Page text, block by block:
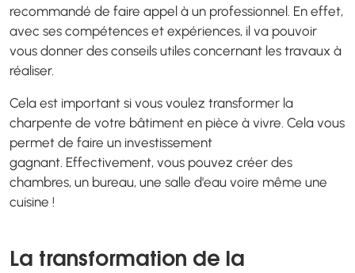
recommandé de faire appel à un professionnel. En effet,
avec ses compétences et expériences, il va pouvoir
vous donner des conseils utiles concernant les travaux à
réaliser.
Cela est important si vous voulez transformer la
charpente de votre bâtiment en pièce à vivre. Cela vous
permet de faire un investissement
gagnant. Effectivement, vous pouvez créer des
chambres, un bureau, une salle d'eau voire même une
cuisine !
La transformation de la